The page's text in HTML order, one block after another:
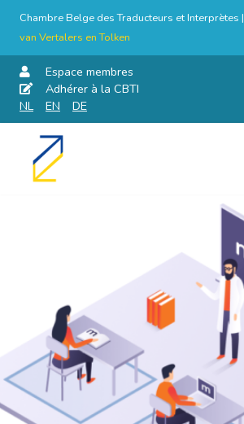
Chambre Belge des Traducteurs et Interprètes |
van Vertalers en Tolken
Espace membres
Adhérer à la CBTI
NL
EN DE
Aller